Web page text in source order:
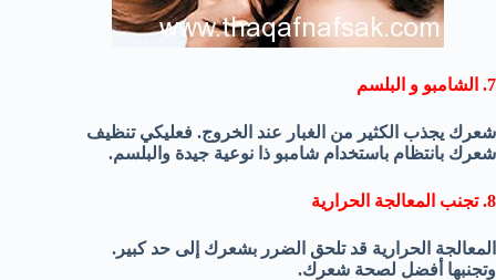
7. الشامبو و البلسم
شعرك يجذب الكثير من الغبار عند الخروج. فعليكي تنظيف
شعرك بانتظام باستخدام شامبو ذا نوعية جيدة والبلسم.
8. تجنب المعالجة الحرارية
المعالجة الحرارية قد تلحق الضرر بشعرك إلى حد كبير.
وتجنبها أفضل لصحة شعرك.